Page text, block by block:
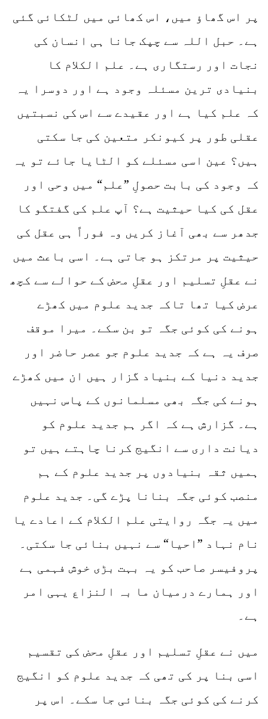
پر اس گھاؤ میں، اس کھائی میں لٹکائی گئی
ہے۔ حبل اللہ سے چپک جانا ہی انسان کی
نجات اور رستگاری ہے۔ علم الکلام کا
بنیادی ترین مسئلہ وجود ہے اور دوسرا یہ
کہ علم کیا ہے اور عقیدے سے اس کی نسبتیں
عقلی طور پر کیونکر متعین کی جا سکتی
ہیں؟ عین اسی مسئلے کو الٹایا جائے تو یہ
کہ وجود کی بابت حصولِ ”علم“ میں وحی اور
عقل کی کیا حیثیت ہے؟ آپ علم کی گفتگو کا
جدھر سے بھی آغاز کریں وہ فوراً ہی عقل کی
حیثیت پر مرتکز ہو جاتی ہے۔ اسی باعث میں
نے عقلِ تسلیم اور عقلِ محض کے حوالے سے کچھ
عرض کیا تھا تاکہ جدید علوم میں کھڑے
ہونے کی کوئی جگہ تو بن سکے۔ میرا موقف
صرف یہ ہے کہ جدید علوم جو عصر حاضر اور
جدید دنیا کے بنیاد گزار ہیں ان میں کھڑے
ہونے کی جگہ بھی مسلمانوں کے پاس نہیں
ہے۔ گزارش ہے کہ اگر ہم جدید علوم کو
دیانت داری سے انگیج کرنا چاہتے ہیں تو
ہمیں ثقہ بنیادوں پر جدید علوم کے ہم
منصب کوئی جگہ بنانا پڑے گی۔ جدید علوم
میں یہ جگہ روایتی علم الکلام کے اعادے یا
نام نہاد ”احیا“ سے نہیں بنائی جا سکتی۔
پروفیسر صاحب کو یہ بہت بڑی خوش فہمی ہے
اور ہمارے درمیان ما بہ النزاع یہی امر
ہے۔
میں نے عقلِ تسلیم اور عقلِ محض کی تقسیم
اسی بنا پر کی تھی کہ جدید علوم کو انگیج
کرنے کی کوئی جگہ بنائی جا سکے۔ اس پر